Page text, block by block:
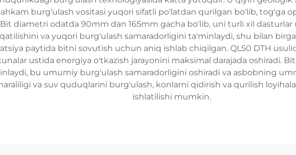
burg'ulash vositasi yuqori sifatli po'latdan qurilgan bo'lib, tog'ga
diametri odatda 90mm dan 165mm gacha bo'lib, uni turli xil
va yuqori burg'ulash samaradorligini ta'minlaydi, shu bilan
paytida bitni sovutish uchun aniq ishlab chiqilgan. QL50 DTH
ustida energiya o'tkazish jarayonini maksimal darajada oshiradi.
bu umumiy burg'ulash samaradorligini oshiradi va asbobning
va suv quduqlarini burg'ulash, konlarni qidirish va qurilish
ishlatilishi mumkin.